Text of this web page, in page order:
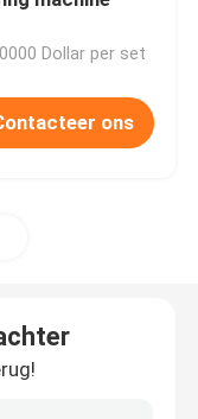
eind van de schaal
Dollar per set
ons